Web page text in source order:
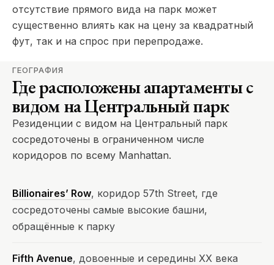
отсутствие прямого вида на парк может
существенно влиять как на цену за квадратный
фут, так и на спрос при перепродаже.
ГЕОГРАФИЯ
Где расположены апартаменты с
видом на Центральный парк
Резиденции с видом на Центральный парк
сосредоточены в ограниченном числе
коридоров по всему Manhattan.
Billionaires’ Row, коридор 57th Street, где
сосредоточены самые высокие башни,
обращённые к парку
Fifth Avenue, довоенные и середины XX века